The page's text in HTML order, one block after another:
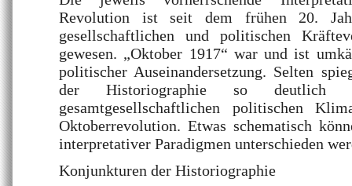
Revolution ist seit dem frühen 20.
gesellschaftlichen und politischen
gewesen. „Oktober 1917“ war und ist
politischer Auseinandersetzung. Selten
der Historiographie so deutlich
gesamtgesellschaftlichen politischen
Oktoberrevolution. Etwas schematisch
interpretativer Paradigmen unterschieden
Konjunkturen der Historiographie